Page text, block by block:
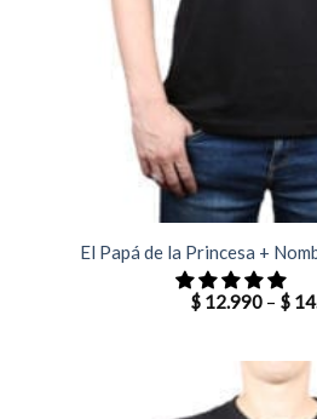
El Papá de la Princesa +
$ 12.990 – $